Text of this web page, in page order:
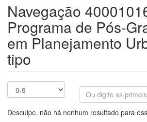
Navegação
Programa de Pós-
em Planejamento
tipo
Desculpe, não há nenhum resultado para